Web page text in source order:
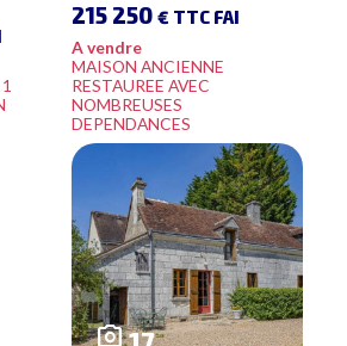
215 250€ TTC FAI
A vendre
MAISON ANCIENNE
RESTAUREE AVEC
NOMBREUSES
DEPENDANCES
photo_camera